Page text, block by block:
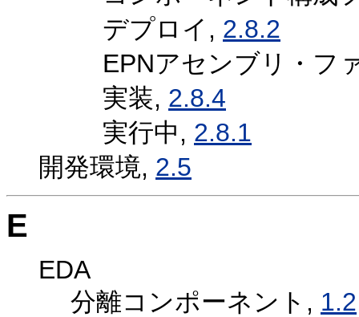
デプロイ, 2.8.2
EPNアセンブリ・フ
実装, 2.8.4
実行中, 2.8.1
開発環境, 2.5
E
EDA
分離コンポーネント, 1.2